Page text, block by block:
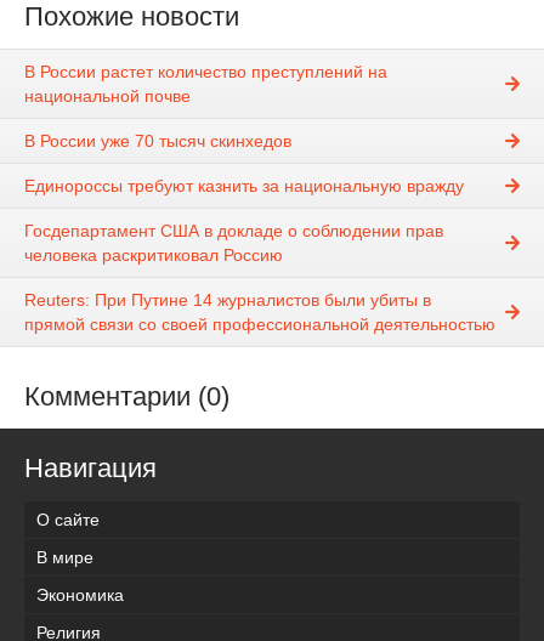
Похожие новости
В России растет количество преступлений на
национальной почве
В России уже 70 тысяч скинхедов
Единороссы требуют казнить за национальную вражду
Госдепартамент США в докладе о соблюдении прав
человека раскритиковал Россию
Reuters: При Путине 14 журналистов были убиты в
прямой связи со своей профессиональной деятельностью
Комментарии (0)
Навигация
О сайте
В мире
Экономика
Религия